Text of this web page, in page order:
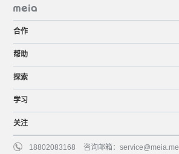
合作
帮助
探索
学习
关注
18802083168 咨询邮箱：service@meia.me